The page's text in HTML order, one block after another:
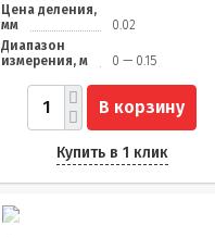
Цена деления,
мм
0.02
Диапазон
измерения, м
0 — 0.15
В корзину
Купить в 1 клик